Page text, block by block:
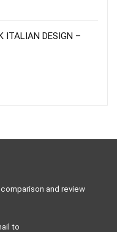
ITALIAN DESIGN –
and review
to